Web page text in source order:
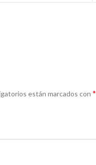
están marcados con *